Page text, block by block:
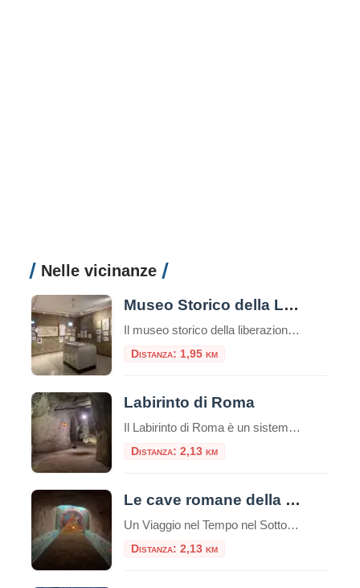
Nelle vicinanze
Museo Storico della Liberazione
Il museo storico della liberazione a Roma è un luogo di memoria e testimonianza della lotta per la libertà e la democrazia durante il periodo dell’occupazione nazista nella capitale italiana. Questa struttura è stata inaugurata nel 1955 e si trova nel cuore del quartiere Esquilino, nel centro storico della città. Appena entrati nel museo, ci […]
Distanza: 1,95 km
Labirinto di Roma
Il Labirinto di Roma è un sistema di gallerie sotterranee che si estende per circa 5 km, di cui 1,5 km sono accessibili al pubblico tramite visite guidate a piedi o in bicicletta. Queste gallerie furono originariamente scavate a partire dal I secolo d.C. per l’estrazione di materiali da costruzione, come la pozzolana, utilizzati nella […]
Distanza: 2,13 km
Le cave romane della Caffarella
Un Viaggio nel Tempo nel Sottosuolo di Roma Nel cuore pulsante di Roma, celato all’interno della splendida cornice naturale del Parco Regionale dell’Appia Antica, si nasconde un tesoro di storia e mistero: le Cave Romane della Caffarella. Questo affascinante complesso ipogeo offre un’esperienza di viaggio unica, portando i visitatori a esplorare un mondo sotterraneo che […]
Distanza: 2,13 km